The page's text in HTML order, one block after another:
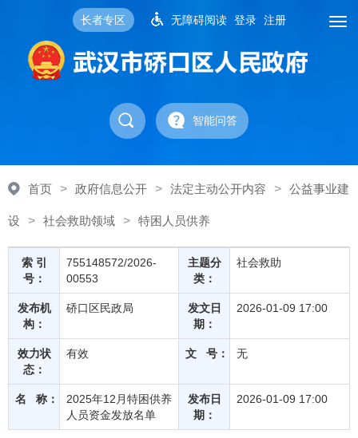
长者专区 无障碍阅读 登录 注册
智能问答
首页 > 政府信息公开 > 法定主动公开内容 > 公益事业建
设 > 社会救助领域 > 特困人员供养
索 引
号：
755148572/2026-
00553
主题分
类：
社会救助
发布机
构：
硚口区民政局
发文日
期：
2026-01-09 17:00
效力状
态：
有效 文 号： 无
名 称：
2025年12月特困供养
人员资金发放名单
发布日
期：
2026-01-09 17:00